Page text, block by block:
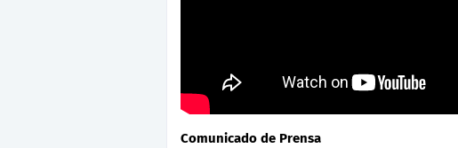
Comunicado de Prensa